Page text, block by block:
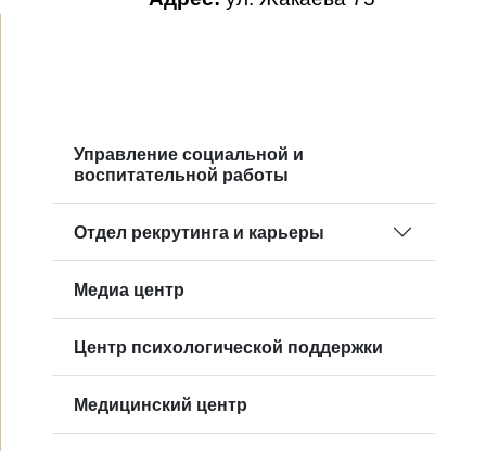
Управление социальной и
воспитательной работы
Отдел рекрутинга и карьеры
Mедиа центр
Центр психологической поддержки
Медицинский центр